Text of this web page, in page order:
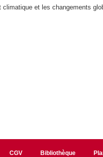
climatique et les changements
CGV Bibliothèque